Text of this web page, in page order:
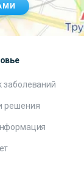
заболеваний
решения